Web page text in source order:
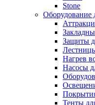
Stone
Оборудование
Защиты
Нагрев
Насосы
Тенты